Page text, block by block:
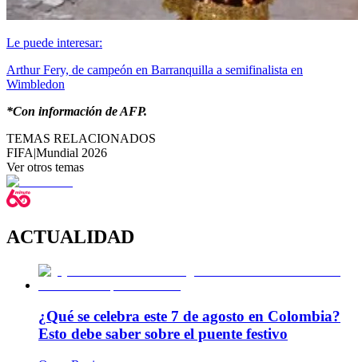
Le puede interesar:
Arthur Fery, de campeón en Barranquilla a semifinalista en
Wimbledon
*Con información de AFP.
TEMAS RELACIONADOS
FIFA|Mundial 2026
Ver otros temas
ACTUALIDAD
¿Qué se celebra este 7 de agosto en Colombia?
Esto debe saber sobre el puente festivo